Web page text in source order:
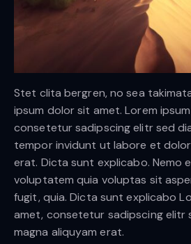
Stet clita bergren, no sea
ipsum dolor sit amet. Lorem
consetetur sadipscing elitr sed
tempor invidunt ut labore et
erat. Dicta sunt explicabo. Nemo
voluptatem quia voluptas sit
fugit, quia. Dicta sunt explicabo
amet, consetetur sadipscing elitr
magna aliquyam erat.